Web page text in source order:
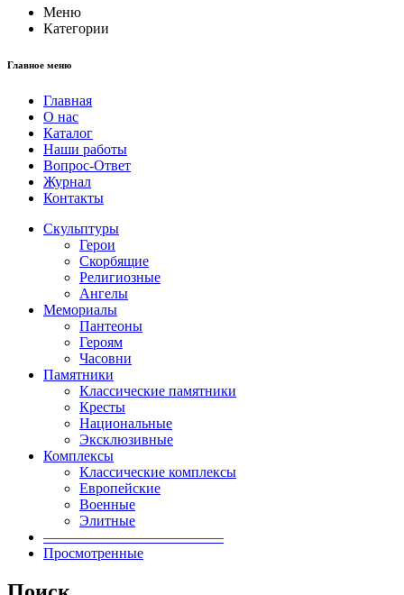
Меню
Категории
Главное меню
Главная
О нас
Каталог
Наши работы
Вопрос-Ответ
Журнал
Контакты
Скульптуры
Герои
Скорбящие
Религиозные
Ангелы
Мемориалы
Пантеоны
Героям
Часовни
Памятники
Классические памятники
Кресты
Национальные
Эксклюзивные
Комплексы
Классические комплексы
Европейские
Военные
Элитные
————————————–
Просмотренные